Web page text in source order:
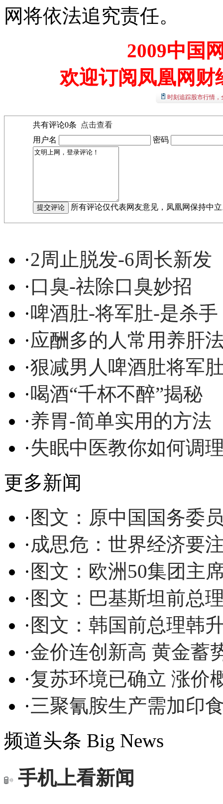
网将依法追究责任。
2009中国
欢迎订阅凤凰网财
时刻追踪股市行情
共有评论0条
点击查看
用户名
密码
所有评论仅代表网友意见，凤凰网保持中
·2周止脱发-6周长新发
·口臭-祛除口臭妙招
·啤酒肚-将军肚-是杀手
·应酬多的人常用养肝
·狠减男人啤酒肚将军
·喝酒“千杯不醉”揭秘
·养胃-简单实用的方法
·失眠中医教你如何调
更多新闻
· 图文：原中国国务委
·成思危：世界经济要
· 图文：欧洲50集团主
· 图文：巴基斯坦前总
· 图文：韩国前总理韩
·金价连创新高 黄金蓄
·复苏环境已确立 涨价
·三聚氰胺生产需加印
频道头条 Big News
手机上看新闻